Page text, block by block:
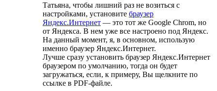
Татьяна, чтобы лишний раз не возиться с
настройками, установите браузер
Яндекс.Интернет — это тот же Google Chrom, но
от Яндекса. В нем уже все настроено под Яндекс.
На данный момент, я, в основном, использую
именно браузер Яндекс.Интернет.
Лучше сразу установить браузер Яндекс.Интернет
браузером по умолчанию, тогда он будет
загружаться, если, к примеру, Вы щелкните по
ссылке в PDF-файле.